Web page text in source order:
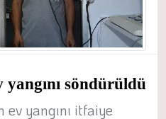
söndürüldü
ev yangını itfaiye